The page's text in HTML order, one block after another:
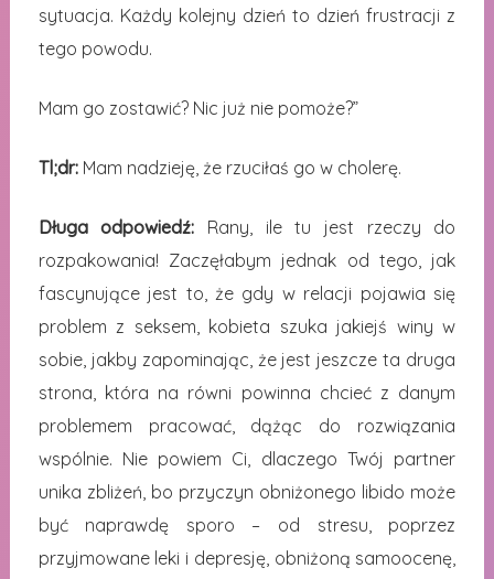
sytuacja. Każdy kolejny dzień to dzień frustracji z
tego powodu.
Mam go zostawić? Nic już nie pomoże?”
Tl;dr:Mam nadzieję, że rzuciłaś go w cholerę.
Długa odpowiedź: Rany, ile tu jest rzeczy do
rozpakowania! Zaczęłabym jednak od tego, jak
fascynujące jest to, że gdy w relacji pojawia się
problem z seksem, kobieta szuka jakiejś winy w
sobie, jakby zapominając, że jest jeszcze ta druga
strona, która na równi powinna chcieć z danym
problemem pracować, dążąc do rozwiązania
wspólnie. Nie powiem Ci, dlaczego Twój partner
unika zbliżeń, bo przyczyn obniżonego libido może
być naprawdę sporo – od stresu, poprzez
przyjmowane leki i depresję, obniżoną samoocenę,